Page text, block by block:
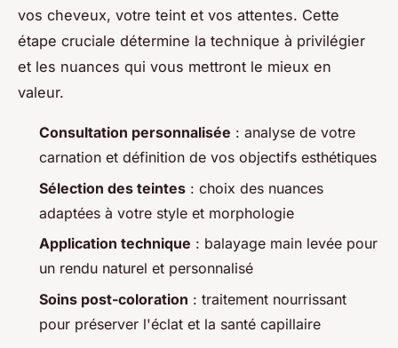
vos cheveux, votre teint et vos attentes. Cette
étape cruciale détermine la technique à privilégier
et les nuances qui vous mettront le mieux en
valeur.
Consultation personnalisée : analyse de votre
carnation et définition de vos objectifs esthétiques
Sélection des teintes : choix des nuances
adaptées à votre style et morphologie
Application technique : balayage main levée pour
un rendu naturel et personnalisé
Soins post-coloration : traitement nourrissant
pour préserver l'éclat et la santé capillaire